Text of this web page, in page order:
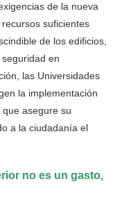
de la nueva
recursos suficientes
de los edificios,
en
las Universidades
la implementación
asegure su
a la ciudadanía el
no es un gasto,